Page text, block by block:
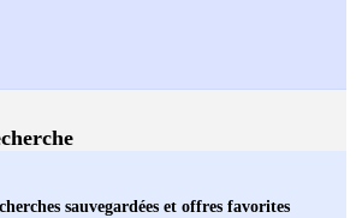
sauvegardées et offres favorites